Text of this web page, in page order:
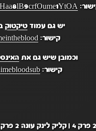
יש גם עמודטיקטוק
קישור:
וכמובן שיש גם את
קישור: